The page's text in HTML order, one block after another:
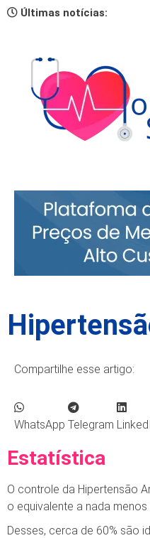
Últimas notícias:
Compartilhe esse artigo:
WhatsApp Telegram
Estatística
O controle da Hipertensão
o equivalente a nada menos
Desses, cerca de 60% são